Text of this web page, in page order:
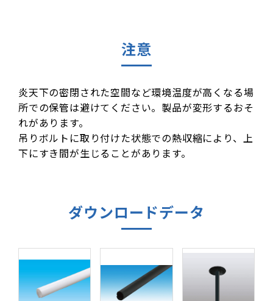
注意
炎天下の密閉された空間など環境温度が高くなる場
所での保管は避けてください。製品が変形するおそ
れがあります。
吊りボルトに取り付けた状態での熱収縮により、上
下にすき間が生じることがあります。
ダウンロードデータ